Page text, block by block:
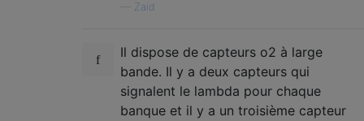
Zaid
Il dispose de capteurs o2 à large
bande. Il y a deux capteurs qui
signalent le lambda pour chaque
banque et il y a un troisième capteur